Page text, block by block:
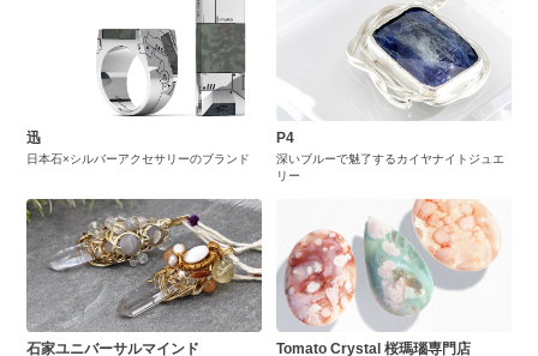
迅
日本石×シルバーアクセサリーのブランド
P4
深いブルーで魅了するカイヤナイトジュエ
リー
石家ユニバーサルマインド Tomato Crystal 桜瑪瑙専門店